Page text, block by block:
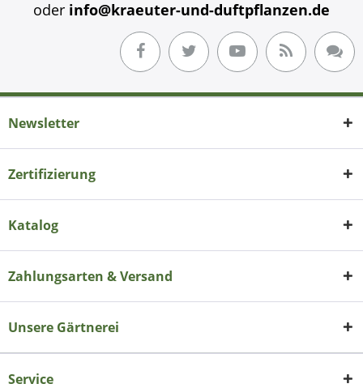
oder info@kraeuter-und-duftpflanzen.de
Newsletter
Zertifizierung
Katalog
Zahlungsarten & Versand
Unsere Gärtnerei
Service